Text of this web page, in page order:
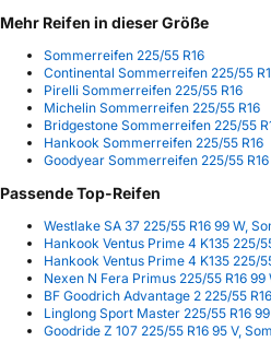
Mehr Reifen in dieser Größe
Sommerreifen 225/55 R16
Continental Sommerreifen 225/55
Pirelli Sommerreifen 225/55 R16
Michelin Sommerreifen 225/55 R16
Bridgestone Sommerreifen 225/55
Hankook Sommerreifen 225/55 R16
Goodyear Sommerreifen 225/55 R16
Passende Top-Reifen
Westlake SA 37 225/55 R16 99 W,
Hankook Ventus Prime 4 K135 225/
Hankook Ventus Prime 4 K135 225/
Nexen N Fera Primus 225/55 R16
BF Goodrich Advantage 2 225/55
Linglong Sport Master 225/55 R16
Goodride Z 107 225/55 R16 95 V,